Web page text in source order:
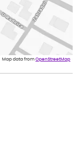
celková spokojenost.
stavu. Jediné, co
zboží před
Map data fromOpenStreetMap